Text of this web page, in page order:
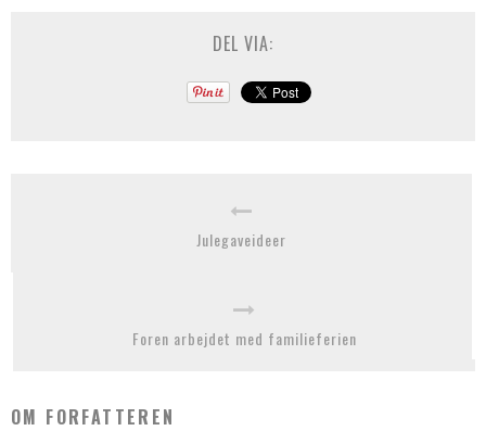
DEL VIA:
Julegaveideer
Foren arbejdet med familieferien
OM FORFATTEREN